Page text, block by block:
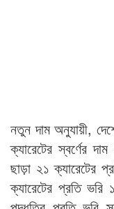
নতুন দাম অনুযায়ী,
ক্যারেটের স্বর্ণের
ছাড়া ২১ ক্যারেটের
ক্যারেটের প্রতি